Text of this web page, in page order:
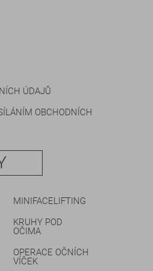
ÚDAJŮ
OBCHODNÍCH
MINIFACELIFTING
KRUHY POD
OČIMA
OPERACE OČNÍCH
VÍČEK